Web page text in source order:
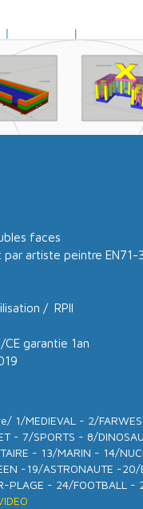
faces
par artiste peintre EN71-
/ RPII
garantie 1an
1/MEDIEVAL - 2/
- 7/SPORTS - 8/
- 13/MARIN - 14/
-19/ASTRONAUTE -20/
PLAGE - 24/FOOTBALL -